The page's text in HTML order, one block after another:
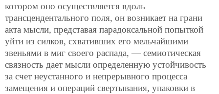
котором оно осуществляется вдоль
трансцендентального поля, он возникает на грани
акта мысли, представая парадоксальной попыткой
уйти из силков, схвативших его мельчайшими
звеньями в миг своего распада, — семиотическая
связность дает мысли определенную устойчивость
за счет неустанного и непрерывного процесса
замещения и операций свертывания, упаковки в